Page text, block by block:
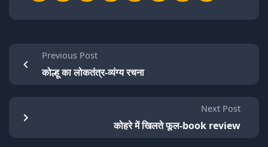
Previous Post
कोल्हू का लोकतंत्र-व्यंग्य रचना
Next Post
कोहरे में खिलते फूल-book review